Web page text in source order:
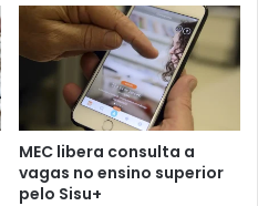
MEC libera consulta a
vagas no ensino superior
pelo Sisu+